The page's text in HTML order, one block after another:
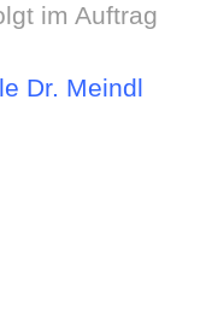
im Auftrag
Dr. Meindl